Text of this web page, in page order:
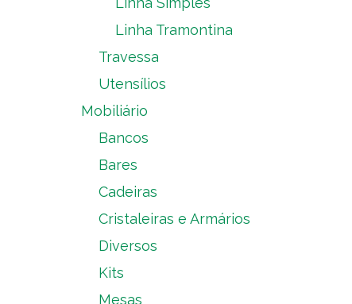
Linha Tramontina
Travessa
Utensílios
Mobiliário
Bancos
Bares
Cadeiras
Cristaleiras e Armários
Diversos
Kits
Mesas